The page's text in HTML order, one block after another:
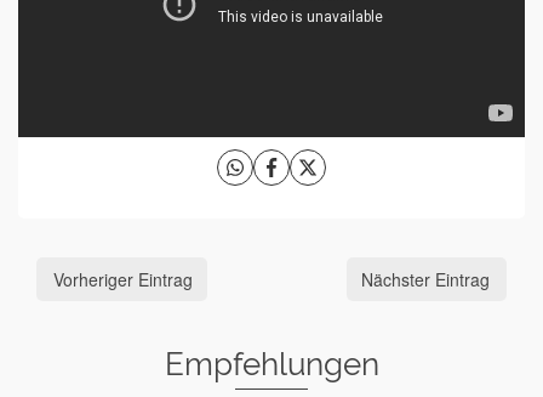
Vorheriger Eintrag Nächster Eintrag
Empfehlungen